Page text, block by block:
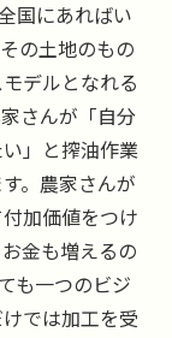
国にあればい
の土地のもの
デルとなれる
さんが「自分
」と搾油作業
。農家さんが
加価値をつけ
金も増えるの
も一つのビジ
では加工を受